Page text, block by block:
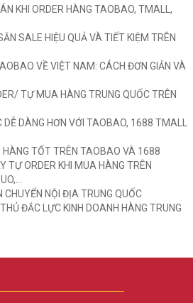
KHI ORDER HÀNG TAOBAO, TMALL,
SALE HIỆU QUẢ VÀ TIẾT KIỆM TRÊN
VỀ VIỆT NAM: CÁCH ĐƠN GIẢN VÀ
TỰ MUA HÀNG TRUNG QUỐC TRÊN
DỄ DÀNG HƠN VỚI TAOBAO, 1688 TMALL
HÀNG TỐT TRÊN TAOBAO VÀ 1688
TỰ ORDER KHI MUA HÀNG TRÊN
NỘI ĐỊA TRUNG QUỐC
ĐẮC LỰC KINH DOANH HÀNG TRUNG